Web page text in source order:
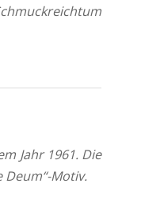
Jahr 1961. Die
Deum“-Motiv.